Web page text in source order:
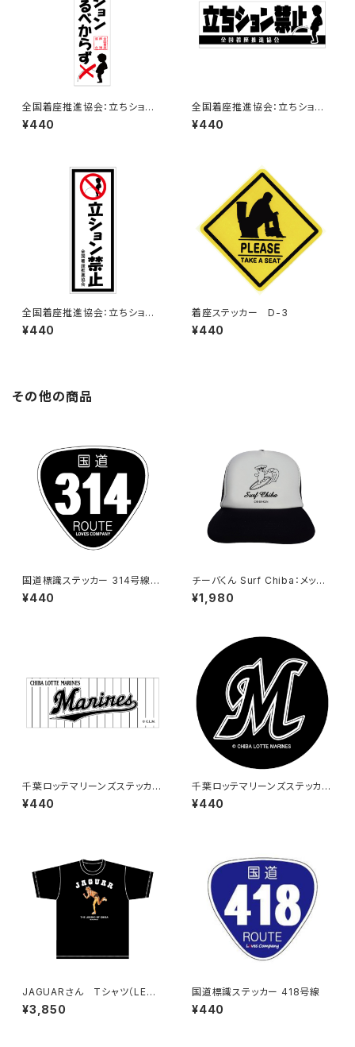
全国着座推進協会：立ちション
するべからずステッカー 7B
¥440
全国着座推進協会：立ちション
禁止ステッカー 6C
¥440
全国着座推進協会：立ちション
禁止ステッカー 11C
¥440
着座ステッカー D-3
¥440
その他の商品
国道標識ステッカー 314号線
（ブラック）
¥440
チーバくん Surf Chiba：メッシ
ュキャップ（Bホワイト）
¥1,980
千葉ロッテマリーンズステッカー
9
¥440
千葉ロッテマリーンズステッカー
6
¥440
JAGUARさん Tシャツ（LEGE
ND-B）Black
¥3,850
国道標識ステッカー 418号線
¥440